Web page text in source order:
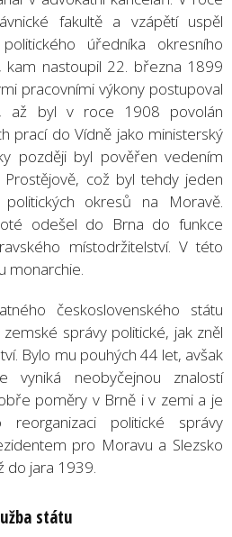
fakultě a vzápětí uspěl
úředníka okresního
kam nastoupil 22. března 1899
pracovními výkony postupoval
až byl v roce 1908 povolán
prací do Vídně jako ministerský
později byl pověřen vedením
což byl tehdy jeden
politických okresů na Moravě.
odešel do Brna do funkce
místodržitelství. V této
monarchie.
československého státu
správy politické, jak zněl
Bylo mu pouhých 44 let, avšak
neobyčejnou znalostí
poměry v Brně i v zemi a je
politické správy
pro Moravu a Slezsko
do jara 1939.
státu